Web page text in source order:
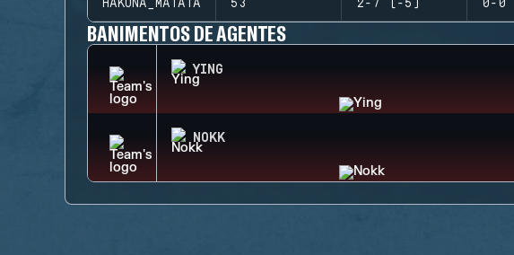
HAKONA_MATATA 53 2-7 (-5) 0-0
BANIMENTOS DE AGENTES
YING
NOKK